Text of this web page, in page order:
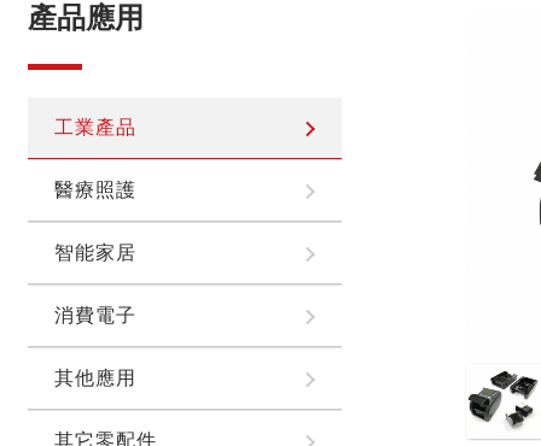
產品應用
工業產品
醫療照護
智能家居
消費電子
其他應用
其它零配件